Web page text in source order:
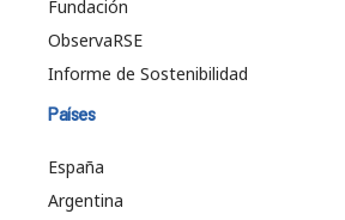
Fundación
ObservaRSE
Informe de Sostenibilidad
Países
España
Argentina